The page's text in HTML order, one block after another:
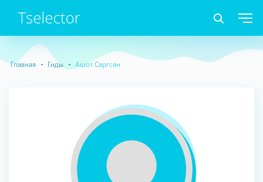
Главная Гиды Ашот Саргсян